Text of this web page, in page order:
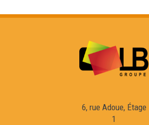
6, rue Adoue, Étage
1